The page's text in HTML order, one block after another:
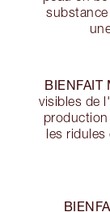
BIENFAIT
visibles de
les